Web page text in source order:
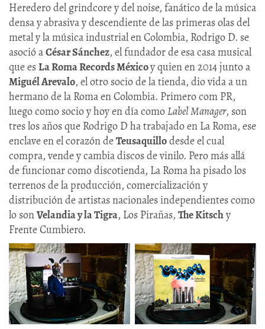
Heredero del grindcore y del noise, fanático de la música
densa y abrasiva y descendiente de las primeras olas del
metal y la música industrial en Colombia, Rodrigo D. se
asoció aCésar Sánchez, el fundador de esa casa musical
que esLa Roma Records Méxicoy quien en 2014 junto a
Miguél Arevalo, el otro socio de la tienda, dio vida a un
hermano de la Roma en Colombia. Primero com PR,
luego como socio y hoy en día como Label Manager, son
tres los años que Rodrigo D ha trabajado en La Roma, ese
enclave en el corazón deTeusaquillodesde el cual
compra, vende y cambia discos de vinilo. Pero más allá
de funcionar como discotienda, La Roma ha pisado los
terrenos de la producción, comercialización y
distribución de artistas nacionales independientes como
lo sonVelandia y la Tigra, Los Pirañas, The Kitschy
Frente Cumbiero.